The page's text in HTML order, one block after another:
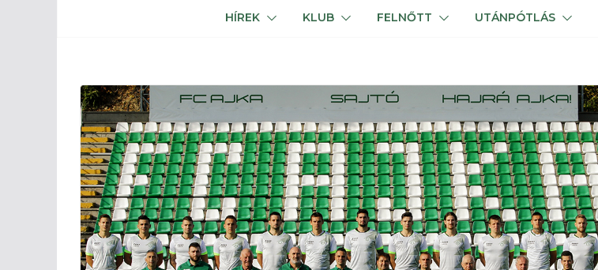
HÍREK KLUB FELNŐTT UTÁNPÓTLÁS